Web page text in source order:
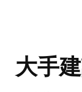
大手